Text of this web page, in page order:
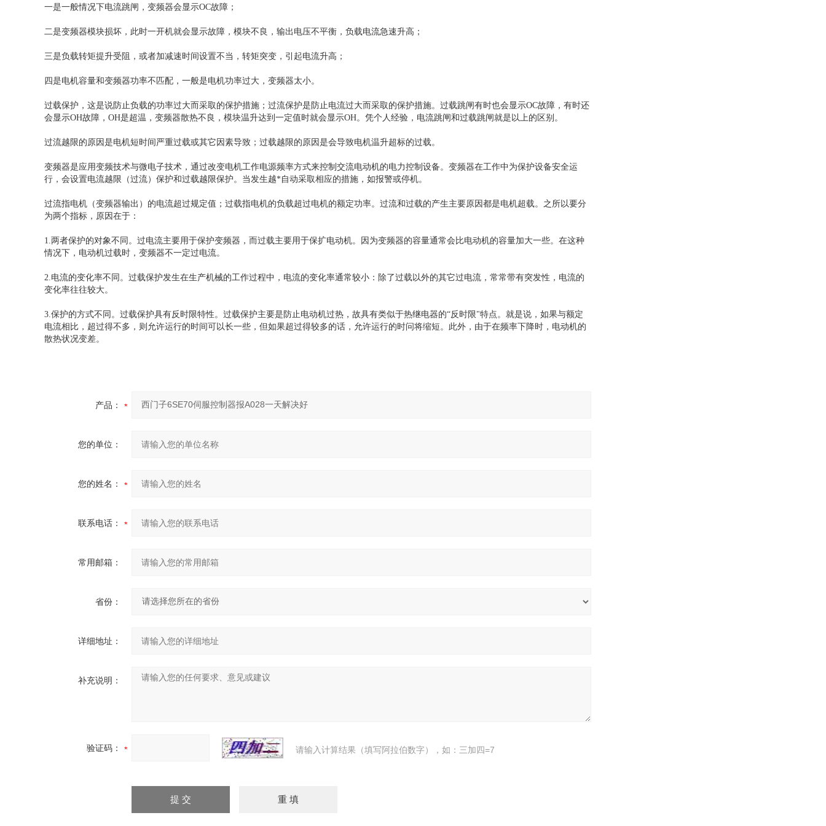
一是一般情况下电流跳闸，变频器会显示OC故障；
二是变频器模块损坏，此时一开机就会显示故障，模块不良，输出电压不平衡，负载电流急速升高；
三是负载转矩提升受阻，或者加减速时间设置不当，转矩突变，引起电流升高；
四是电机容量和变频器功率不匹配，一般是电机功率过大，变频器太小。
过载保护，这是说防止负载的功率过大而采取的保护措施；过流保护是防止电流过大而采取的保护措施。过载跳闸有时也会显示OC故障，有时还
会显示OH故障，OH是超温，变频器散热不良，模块温升达到一定值时就会显示OH。凭个人经验，电流跳闸和过载跳闸就是以上的区别。
过流越限的原因是电机短时间严重过载或其它因素导致；过载越限的原因是会导致电机温升超标的过载。
变频器是应用变频技术与微电子技术，通过改变电机工作电源频率方式来控制交流电动机的电力控制设备。变频器在工作中为保护设备安全运
行，会设置电流越限（过流）保护和过载越限保护。当发生越*自动采取相应的措施，如报警或停机。
过流指电机（变频器输出）的电流超过规定值；过载指电机的负载超过电机的额定功率。过流和过载的产生主要原因都是电机超载。之所以要分
为两个指标，原因在于：
1.两者保护的对象不同。过电流主要用于保护变频器，而过载主要用于保扩电动机。因为变频器的容量通常会比电动机的容量加大一些。在这种
情况下，电动机过载时，变频器不一定过电流。
2.电流的变化率不同。过载保护发生在生产机械的工作过程中，电流的变化率通常较小：除了过载以外的其它过电流，常常带有突发性，电流的
变化率往往较大。
3.保护的方式不同。过载保护具有反时限特性。过载保护主要是防止电动机过热，故具有类似于热继电器的“反时限"特点。就是说，如果与额定
电流相比，超过得不多，则允许运行的时间可以长一些，但如果超过得较多的话，允许运行的时问将缩短。此外，由于在频率下降时，电动机的
散热状况变差。
产品：
您的单位：
您的姓名：
联系电话：
常用邮箱：
省份：
详细地址：
补充说明：
验证码： 请输入计算结果（填写阿拉伯数字），如：三加四=7